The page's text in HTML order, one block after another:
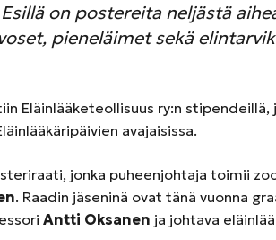
on postereita neljästä
pieneläimet sekä
Eläinlääketeollisuus ry:n
avajaisissa.
jonka puheenjohtaja toimii
. Raadin jäseninä ovat tänä vuonna
Antti Oksanen ja johtava